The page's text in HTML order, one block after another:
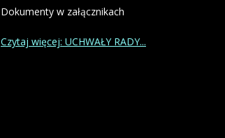
Dokumenty w załącznikach
Czytaj więcej: UCHWAŁY RADY...